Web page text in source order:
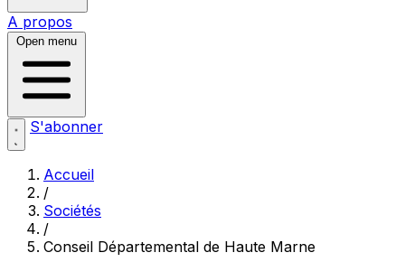
A propos
Open menu
S'abonner
Accueil
/
Sociétés
/
Conseil Départemental de Haute Marne